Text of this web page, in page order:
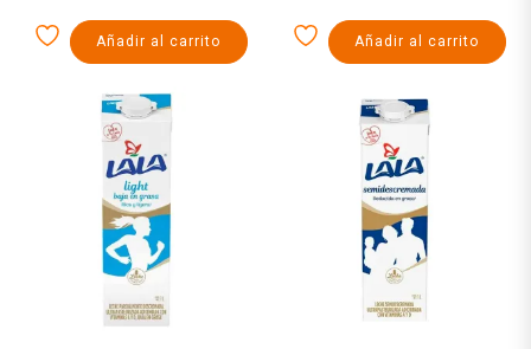
Añadir al carrito Añadir al carrito